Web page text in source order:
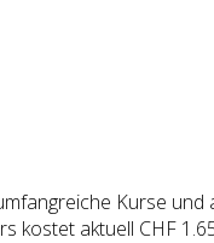
Kurse und
aktuell CHF